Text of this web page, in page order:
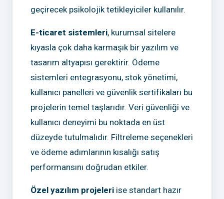
geçirecek psikolojik tetikleyiciler kullanılır.
E-ticaret sistemleri, kurumsal sitelere
kıyasla çok daha karmaşık bir yazılım ve
tasarım altyapısı gerektirir. Ödeme
sistemleri entegrasyonu, stok yönetimi,
kullanıcı panelleri ve güvenlik sertifikaları bu
projelerin temel taşlarıdır. Veri güvenliği ve
kullanıcı deneyimi bu noktada en üst
düzeyde tutulmalıdır. Filtreleme seçenekleri
ve ödeme adımlarının kısalığı satış
performansını doğrudan etkiler.
Özel yazılım projeleri ise standart hazır